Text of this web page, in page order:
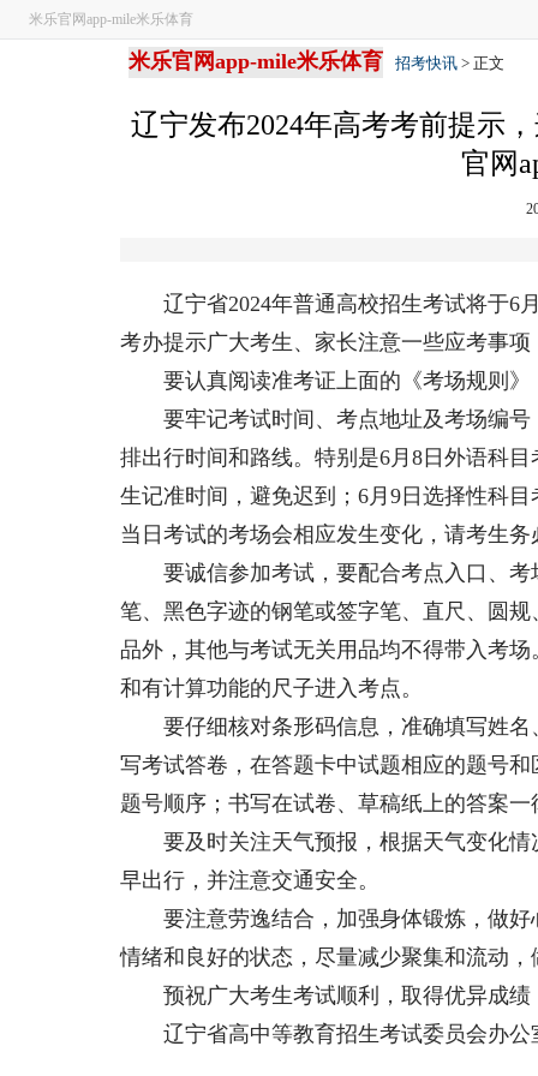
米乐官网app-mile米乐体育
米乐官网app-mile米乐体育 招考快讯 > 正文
辽宁发布2024年高考考前提示
官网
辽宁省2024年普通高校招生考试将于6
考办提示广大考生、家长注意一些应考事项
要认真阅读准考证上面的《考场规则》
要牢记考试时间、考点地址及考场编号
排出行时间和路线。特别是6月8日外语科
生记准时间，避免迟到；6月9日选择性科
当日考试的考场会相应发生变化，请考生
要诚信参加考试，要配合考点入口、考
笔、黑色字迹的钢笔或签字笔、直尺、圆
品外，其他与考试无关用品均不得带入考
和有计算功能的尺子进入考点。
要仔细核对条形码信息，准确填写姓名
写考试答卷，在答题卡中试题相应的题号
题号顺序；书写在试卷、草稿纸上的答案一
要及时关注天气预报，根据天气变化情
早出行，并注意交通安全。
要注意劳逸结合，加强身体锻炼，做好
情绪和良好的状态，尽量减少聚集和流动
预祝广大考生考试顺利，取得优异成绩
辽宁省高中等教育招生考试委员会办公